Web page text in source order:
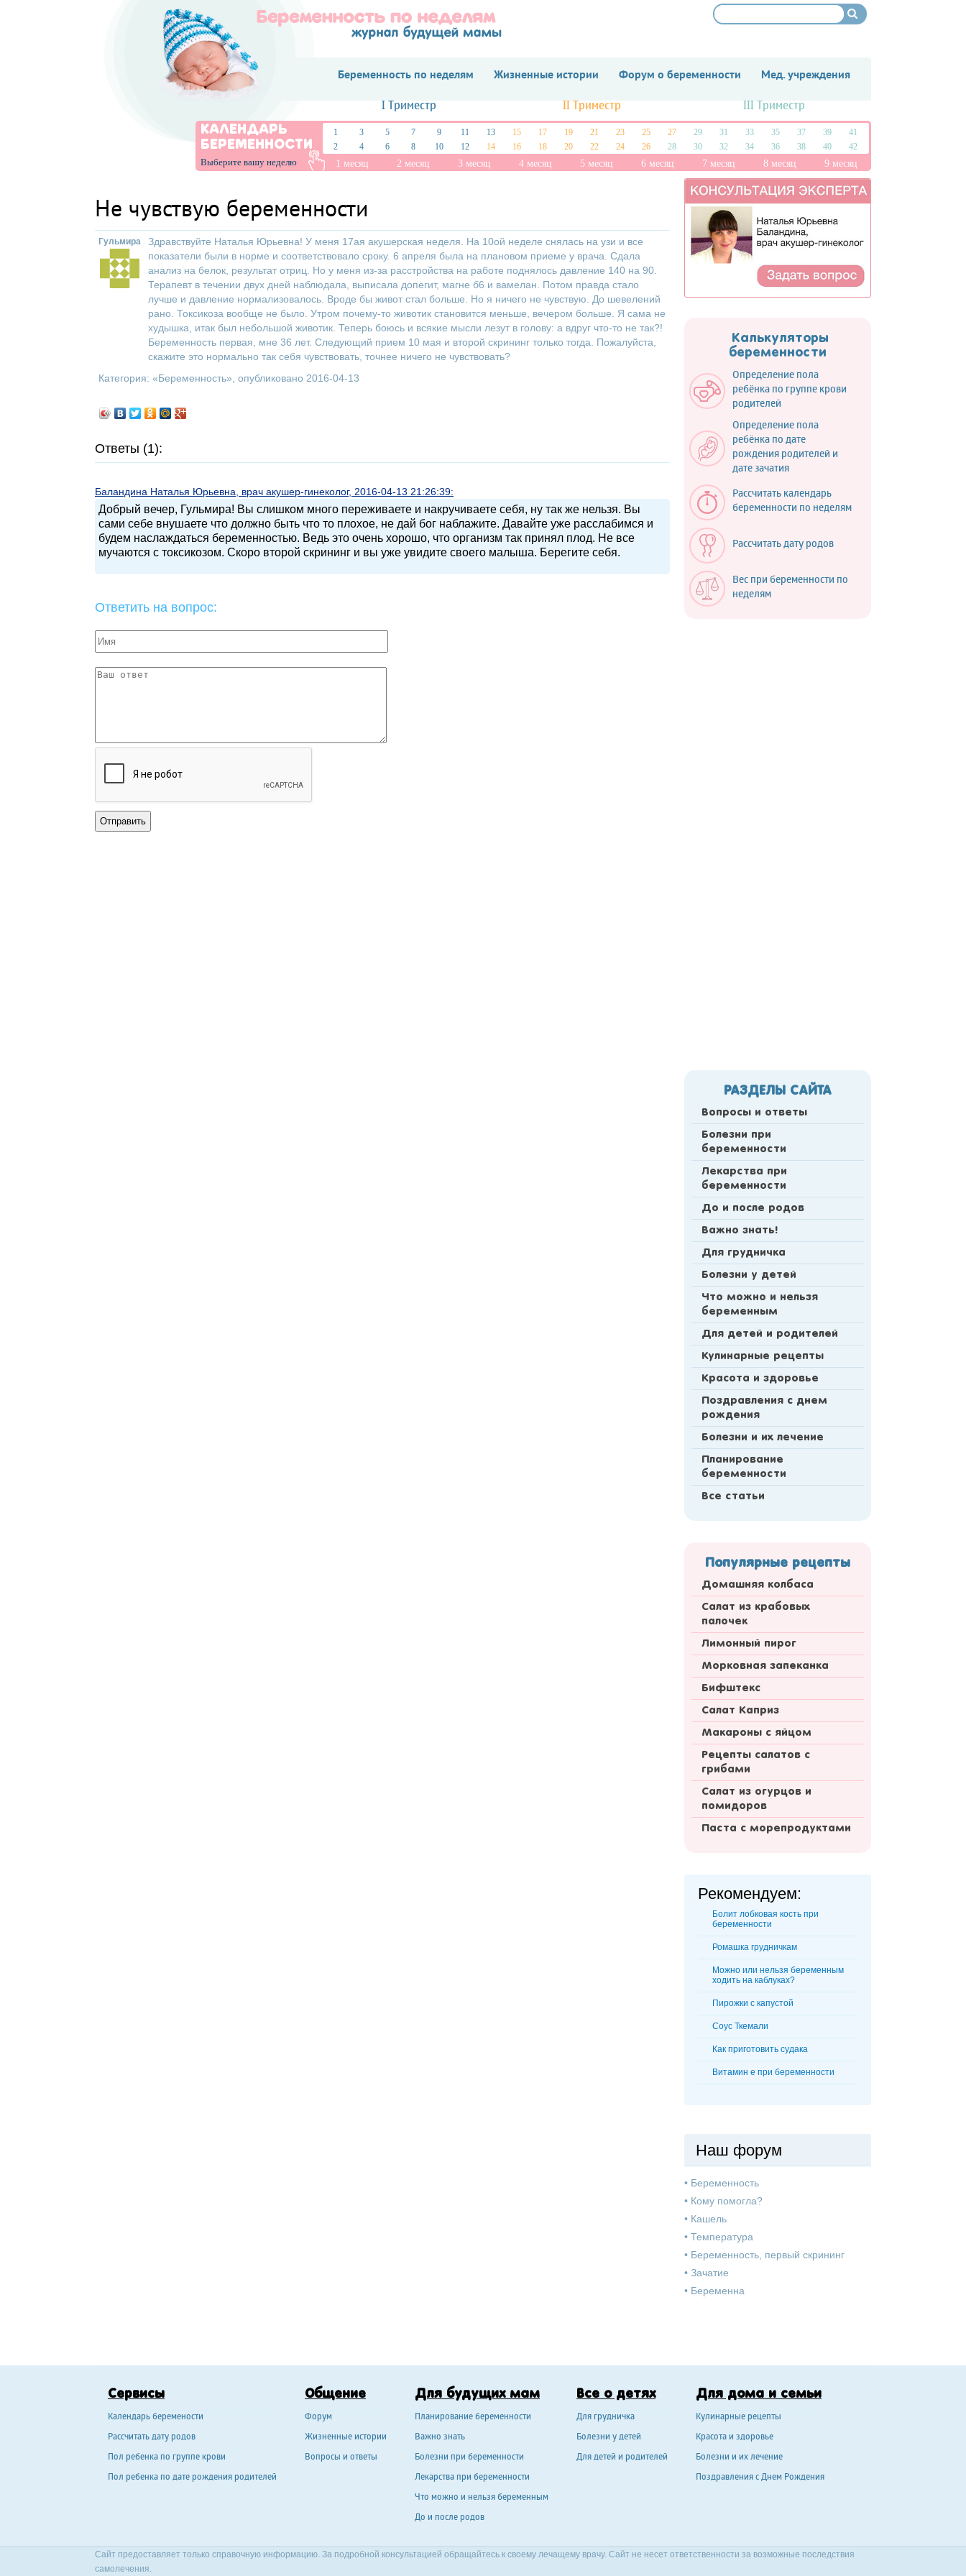
Беременность по неделям Жизненные истории Форум о беременности Мед. учреждения
I Триместр II Триместр III Триместр
КАЛЕНДАРЬ
БЕРЕМЕННОСТИ
Выберите вашу неделю
1 3 5 7 9 11 13 15 17 19 21 23 25 27 29 31 33 35 37 39
41
2
4 6 8 10 12 14 16 18 20 22 24 26 28 30 32 34 36 38 40 42
1 месяц 2 месяц 3 месяц 4 месяц 5 месяц 6 месяц 7 месяц 8 месяц 9 месяц
Не чувствую беременности
Гульмира
Здравствуйте Наталья Юрьевна! У меня 17ая акушерская неделя. На 10ой неделе снялась на узи и все
показатели были в норме и соответствовало сроку. 6 апреля была на плановом приеме у врача. Сдала
анализ на белок, результат отриц. Но у меня из-за расстройства на работе поднялось давление 140 на 90.
Терапевт в течении двух дней наблюдала, выписала допегит, магне б6 и вамелан. Потом правда стало
лучше и давление нормализовалось. Вроде бы живот стал больше. Но я ничего не чувствую. До шевелений
рано. Токсикоза вообще не было. Утром почему-то животик становится меньше, вечером больше. Я сама не
худышка, итак был небольшой животик. Теперь боюсь и всякие мысли лезут в голову: а вдруг что-то не так?!
Беременность первая, мне 36 лет. Следующий прием 10 мая и второй скрининг только тогда. Пожалуйста,
скажите это нормально так себя чувствовать, точнее ничего не чувствовать?
Категория: «Беременность», опубликовано 2016-04-13
Ответы (1):
Баландина Наталья Юрьевна, врач акушер-гинеколог, 2016-04-13 21:26:39:
Добрый вечер, Гульмира! Вы слишком много переживаете и накручиваете себя, ну так же нельзя. Вы
сами себе внушаете что должно быть что то плохое, не дай бог наблажите. Давайте уже расслабимся и
будем наслаждаться беременностью. Ведь это очень хорошо, что организм так принял плод. Не все
мучаются с токсикозом. Скоро второй скрининг и вы уже увидите своего малыша. Берегите себя.
Ответить на вопрос:
Калькуляторы
беременности
Определение пола
ребёнка по группе крови
родителей
Определение пола
ребёнка по дате
рождения родителей и
дате зачатия
Рассчитать календарь
беременности по неделям
Рассчитать дату родов
Вес при беременности по
неделям
РАЗДЕЛЫ САЙТА
Вопросы и ответы
Болезни при
беременности
Лекарства при
беременности
До и после родов
Важно знать!
Для грудничка
Болезни у детей
Что можно и нельзя
беременным
Для детей и родителей
Кулинарные рецепты
Красота и здоровье
Поздравления с днем
рождения
Болезни и их лечение
Планирование
беременности
Все статьи
Популярные рецепты
Домашняя колбаса
Салат из крабовых
палочек
Лимонный пирог
Морковная запеканка
Бифштекс
Салат Каприз
Макароны с яйцом
Рецепты салатов с
грибами
Салат из огурцов и
помидоров
Паста с морепродуктами
Рекомендуем:
Болит лобковая кость при
беременности
Ромашка грудничкам
Можно или нельзя беременным
ходить на каблуках?
Пирожки с капустой
Соус Ткемали
Как приготовить судака
Витамин е при беременности
Наш форум
• Беременность
• Кому помогла?
• Кашель
• Температура
• Беременность, первый скрининг
• Зачатие
• Беременна
Сервисы
Календарь беремености
Рассчитать дату родов
Пол ребенка по группе крови
Пол ребенка по дате рождения родителей
Общение
Форум
Жизненные истории
Вопросы и ответы
Для будущих мам
Планирование беременности
Важно знать
Болезни при беременности
Лекарства при беременности
Что можно и нельзя беременным
До и после родов
Все о детях
Для грудничка
Болезни у детей
Для детей и родителей
Для дома и семьи
Кулинарные рецепты
Красота и здоровье
Болезни и их лечение
Поздравления с Днем Рождения
Сайт предоставляет только справочную информацию. За подробной консультацией обращайтесь к своему лечащему врачу. Сайт не несет ответственности за возможные последствия
самолечения.